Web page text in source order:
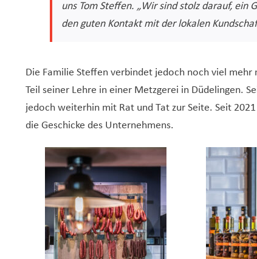
uns Tom Steffen. „Wir sind stolz darauf, ein
den guten Kontakt mit der lokalen
Die Familie Steffen verbindet jedoch noch viel
Teil seiner Lehre in einer Metzgerei in Düdelingen.
jedoch weiterhin mit Rat und Tat zur Seite. Seit
die Geschicke des Unternehmens.